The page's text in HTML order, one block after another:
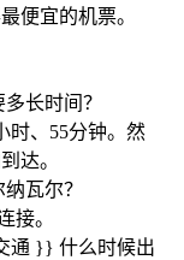
便宜的机票。
长时间？
时、55分钟。然
达。
瓦尔？
接。
通 }} 什么时候出